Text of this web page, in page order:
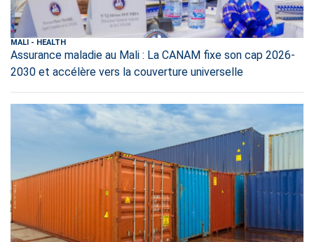
MALI - HEALTH
Assurance maladie au Mali : La CANAM fixe son cap 2026-
2030 et accélère vers la couverture universelle